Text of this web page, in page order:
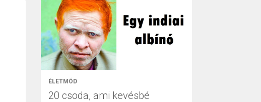
ÉLETMÓD
20 csoda, ami kevésbé